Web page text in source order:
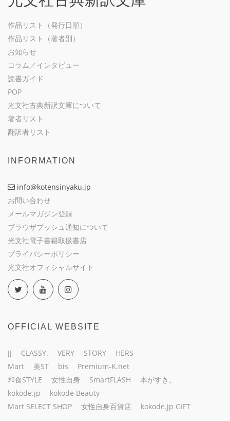
作品リスト（発行日順）
作品リスト（著者別）
お知らせ
コラム／インタビュー
読書ガイド
POP
光文社古典新訳文庫について
著者リスト
翻訳者リスト
INFORMATION
info@kotensinyaku.jp
お問い合わせ
メールマガジン登録
ブラウザプッシュ通知について
光文社電子書籍取扱書店
プライバシーポリシー
光文社オフィシャルサイト
OFFICIAL WEBSITE
JJ CLASSY. VERY STORY
HERS
Mart
美ST bis
Premium-K.net
和食STYLE
女性自身 SmartFLASH
本がすき。
kokode.jp
kokode Beauty
Mart SELECT SHOP
女性自身百貨店 kokode.jp GIFT